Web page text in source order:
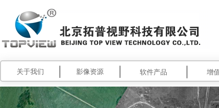
关于我们 影像资源 软件产品 增